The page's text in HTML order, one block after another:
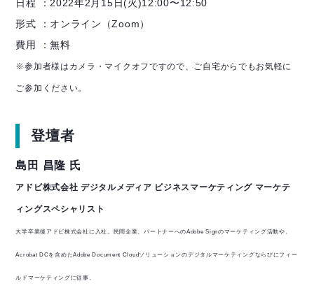
日程 ：2022年2月15日(火)12:00〜12:50
形式 ：オンライン（Zoom）
費用 ：無料
※参加者様はカメラ・マイクオフですので、ご自宅からでもお気軽に
ご参加ください。
登壇者
島田 昌隆 氏
アドビ株式会社 デジタルメディア ビジネスマーケティング マーケテ
ィングスペシャリスト
大学卒業後アドビ株式会社に入社。民間企業、パートナーへのAdobe Signのマーケティング活動や、
Acrobat DCを含めたAdobe Document Cloudソリューションのデジタルマーケティングならびにフィー
ルドマーケティングに従事。